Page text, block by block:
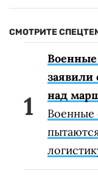
СМОТРИТЕ
Военные
заявили
над
Военные